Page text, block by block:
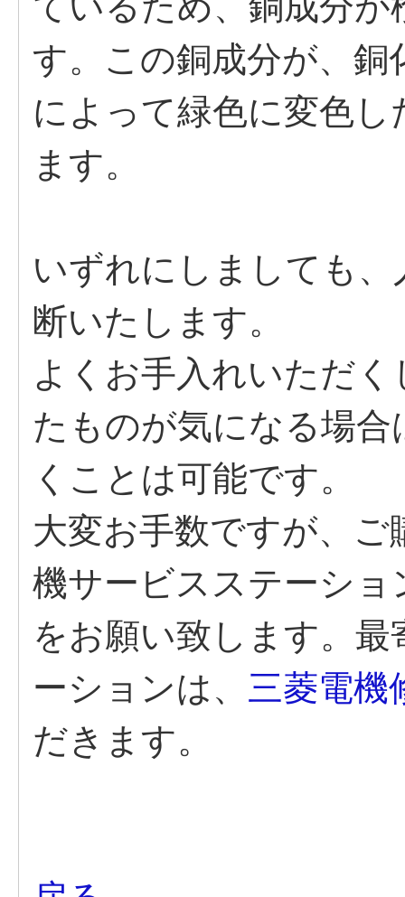
す。この銅成分が、
によって緑色に変色
ます。
いずれにしましても
断いたします。
よくお手入れいただ
たものが気になる場
くことは可能です。
大変お手数ですが、
機サービスステーシ
をお願い致します。
ーションは、 三菱電機
だきます。